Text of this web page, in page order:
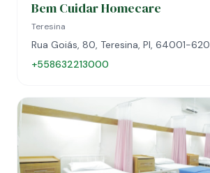
Bem Cuidar Homecare
Teresina
Rua Goiás, 80, Teresina, PI, 64001-620
+558632213000